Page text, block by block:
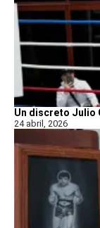
Un discreto Julio
24 abril, 2026